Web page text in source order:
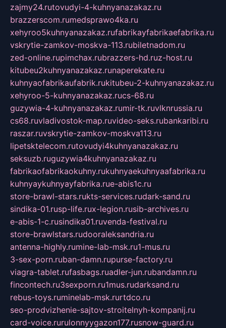
zajmy24.rutovudyi-4-kuhnyanazakaz.ru
brazzerscom.rumedsprawo4ka.ru
xehyroo5kuhnyanazakaz.rufabrikayfabrikaefabrika.ru
vskrytie-zamkov-moskva-113.rubiletnadom.ru
zed-online.rupimchax.rubrazzers-hd.ruz-host.ru
kitubeu2kuhnyanazakaz.runaperekate.ru
kuhnyaofabrikaufabrik.rukitubeu-2-kuhnyanazakaz.ru
xehyroo-5-kuhnyanazakaz.rucs-68.ru
guzywia-4-kuhnyanazakaz.rumir-tk.ruvlknrussia.ru
cs68.ruvladivostok-map.ruvideo-seks.rubankaribi.ru
raszar.ruvskrytie-zamkov-moskva113.ru
lipetsktelecom.rutovudyi4kuhnyanazakaz.ru
seksuzb.ruguzywia4kuhnyanazakaz.ru
fabrikaofabrikaokuhny.rukuhnyaekuhnyaafabrika.ru
kuhnyaykuhnyayfabrika.rue-abis1c.ru
store-brawl-stars.rukts-services.rudark-sand.ru
sindika-01.rusp-life.rux-legion.rusib-archives.ru
e-abis-1-c.rusindika01.ruvenda-festival.ru
store-brawlstars.rudooraleksandria.ru
antenna-highly.rumine-lab-msk.ru1-mus.ru
3-sex-porn.ruban-damn.rupurse-factory.ru
viagra-tablet.rufasbags.ruadler-jun.rubandamn.ru
fincontech.ru3sexporn.ru1mus.rudarksand.ru
rebus-toys.ruminelab-msk.rurtdco.ru
seo-prodvizhenie-sajtov-stroitelnyh-kompanij.ru
card-voice.rurulonnyygazon177.rusnow-guard.ru